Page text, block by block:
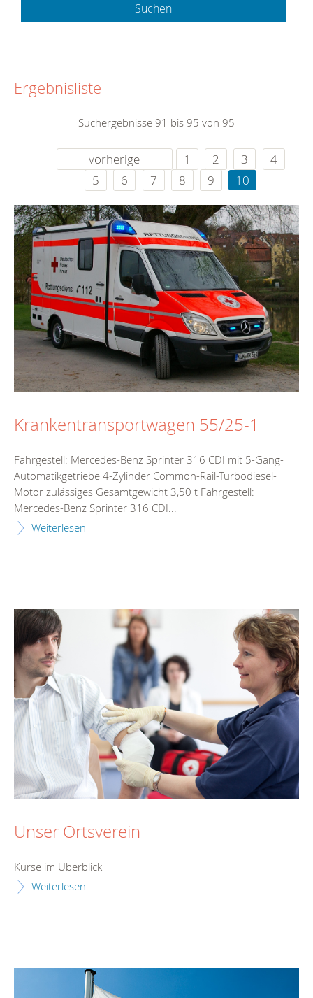
Suchen
Ergebnisliste
Suchergebnisse 91 bis 95 von 95
vorherige 1 2 3
4
5
6 7 8 9 10
Krankentransportwagen 55/25-1
Fahrgestell: Mercedes-Benz Sprinter 316 CDI mit 5-Gang-
Automatikgetriebe 4-Zylinder Common-Rail-Turbodiesel-
Motor zulässiges Gesamtgewicht 3,50 t Fahrgestell:
Mercedes-Benz Sprinter 316 CDI...
Weiterlesen
Unser Ortsverein
Kurse im Überblick
Weiterlesen